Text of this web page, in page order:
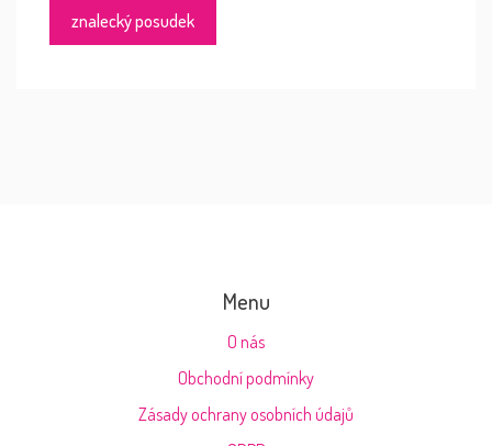
znalecký posudek
Menu
O nás
Obchodní podmínky
Zásady ochrany osobních údajů